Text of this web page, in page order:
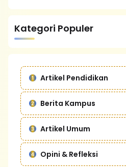
Kategori Populer
Artikel Pendidikan
Berita Kampus
Artikel Umum
Opini & Refleksi